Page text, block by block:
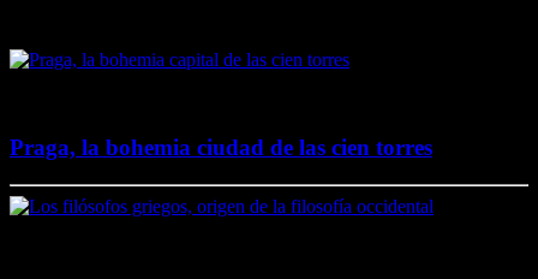
Praga, la bohemia ciudad de las cien torres